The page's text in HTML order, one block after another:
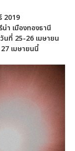
2019
า เมืองทองธานี
นที่ 25-26 เมษายน
เมษายนนี้